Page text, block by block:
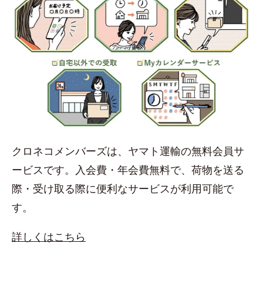
クロネコメンバーズは、ヤマト運輸の無料会員サ
ービスです。入会費・年会費無料で、荷物を送る
際・受け取る際に便利なサービスが利用可能で
す。
詳しくはこちら